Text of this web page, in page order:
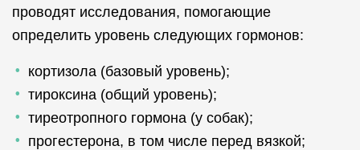
проводят исследования, помогающие
определить уровень следующих гормонов:
кортизола (базовый уровень);
тироксина (общий уровень);
тиреотропного гормона (у собак);
прогестерона, в том числе перед вязкой;